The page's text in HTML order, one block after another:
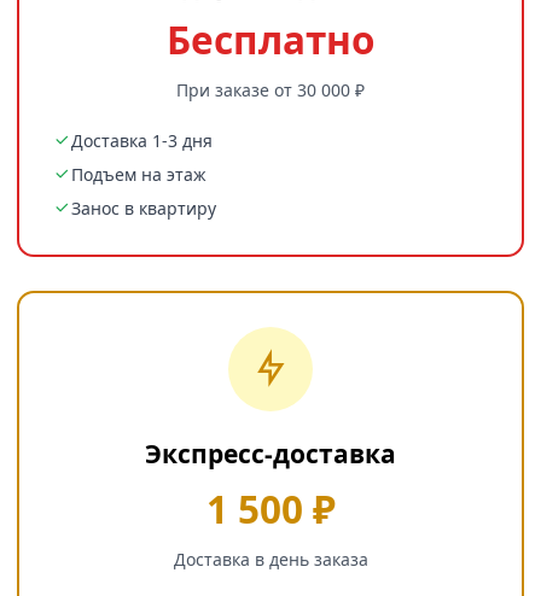
Бесплатно
При заказе от 30 000 ₽
Доставка 1-3 дня
Подъем на этаж
Занос в квартиру
Экспресс-доставка
1 500 ₽
Доставка в день заказа